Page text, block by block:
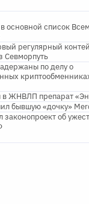
основной список
регулярный
Севморпуть
по делу о
ЖНВЛП препарат
бывшую «дочку»
об